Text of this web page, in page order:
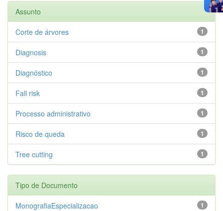
Assunto
1
Corte de árvores
1
Diagnosis
1
Diagnóstico
1
Fall risk
1
Processo administrativo
1
Risco de queda
1
Tree cutting
Tipo de Documento
1
MonografiaEspecializacao